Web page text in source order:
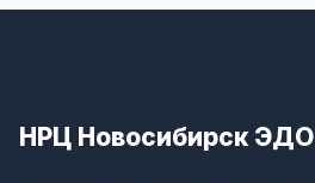
НРЦ Новосибирск ЭДО